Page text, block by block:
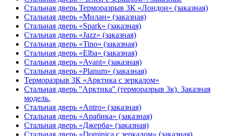
Стальная дверь Терморазрыв 3К «Лондон» (заказная)
Стальная дверь «Милан» (заказная)
Стальная дверь «Spark» (заказная)
Стальная дверь «Jazz» (заказная)
Стальная дверь «Tino» (заказная)
Стальная дверь «Elba» (заказная)
Стальная дверь «Avant» (заказная)
Стальная дверь «Planum» (заказная)
Терморазрыв 3К «Арктика с зеркалом»
Стальная дверь "Арктика" (терморазрыв 3к). Заказная
модель.
Стальная дверь «Antro» (заказная)
Стальная дверь «Арабика» (заказная)
Стальная дверь «Джерба» (заказная)
Стальная дверь «Dominica с зеркалом» (заказная)